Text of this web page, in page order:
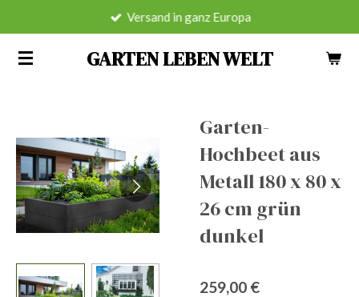
springen
GARTEN LEBEN WELT
Versand in ganz Europa
Garten-
Hochbeet aus
Metall 180 x 80 x
26 cm grün
dunkel
259,00 €